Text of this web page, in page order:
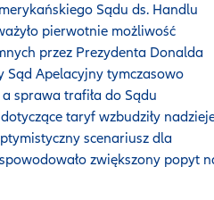
Sądu ds. Handlu
pierwotnie możliwość
przez Prezydenta Donalda
Sąd Apelacyjny tymczasowo
sprawa trafiła do Sądu
taryf wzbudziły
scenariusz dla
zwiększony popyt